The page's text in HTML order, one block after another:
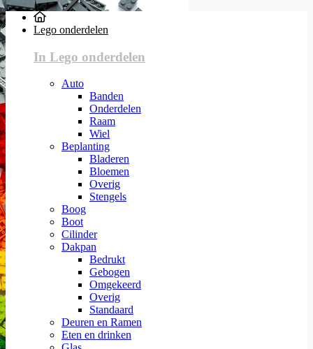
Lego onderdelen
In Lego onderdelen
Auto
Banden
Onderdelen
Raam
Wiel
Beplanting
Bladeren
Bloemen
Overig
Stengels
Boog
Boot
Cilinder
Dakpan
Bedrukt
Gebogen
Omgekeerd
Overig
Standaard
Deuren en Ramen
Eten en drinken